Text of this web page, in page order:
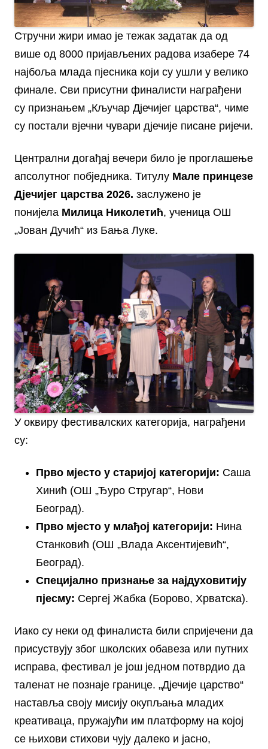
Стручни жири имао је тежак задатак да од
више од 8000 пријављених радова изабере 74
најбоља млада пјесника који су ушли у велико
финале. Сви присутни финалисти награђени
су признањем „Кључар Д‌јечијег царства“, чиме
су постали вјечни чувари д‌јечије писане ријечи.
Централни догађај вечери било је проглашење
апсолутног побједника. Титулу Мале принцезе
Д‌јечијег царства 2026. заслужено је
понијела Милица Николетић, ученица ОШ
„Јован Дучић“ из Бања Луке.
У оквиру фестивалских категорија, награђени
су:
Прво мјесто у старијој категорији: Саша
Хинић (ОШ „Ђуро Стругар“, Нови
Београд).
Прво мјесто у млађој категорији: Нина
Станковић (ОШ „Влада Аксентијевић“,
Београд).
Специјално признање за најдуховитију
пјесму: Сергеј Жабка (Борово, Хрватска).
Иако су неки од финалиста били спријечени да
присуствују због школских обавеза или путних
исправа, фестивал је још једном потврдио да
таленат не познаје границе. „Дјечије царство“
наставља своју мисију окупљања младих
креативаца, пружајући им платформу на којој
се њихови стихови чују далеко и јасно,